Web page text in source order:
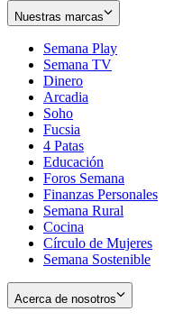
Nuestras marcas
Semana Play
Semana TV
Dinero
Arcadia
Soho
in
new
window
Fucsia
in
new
window
4 Patas
Educación
Foros Semana
Finanzas Personales
Semana Rural
Cocina
Círculo de Mujeres
Semana Sostenible
Acerca de nosotros